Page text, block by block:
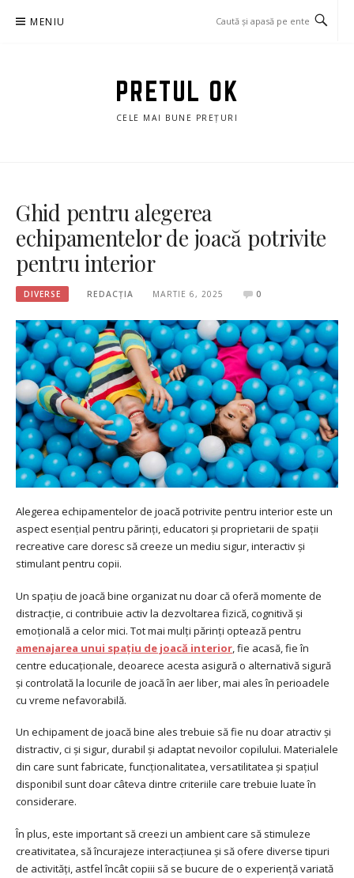
MENIU
PRETUL OK
CELE MAI BUNE PREȚURI
Ghid pentru alegerea
echipamentelor de joacă potrivite
pentru interior
DIVERSE REDACȚIA MARTIE 6, 2025 0
Alegerea echipamentelor de joacă potrivite pentru interior este un
aspect esențial pentru părinți, educatori și proprietarii de spații
recreative care doresc să creeze un mediu sigur, interactiv și
stimulant pentru copii.
Un spațiu de joacă bine organizat nu doar că oferă momente de
distracție, ci contribuie activ la dezvoltarea fizică, cognitivă și
emoțională a celor mici. Tot mai mulți părinți optează pentru
amenajarea unui spațiu de joacă interior, fie acasă, fie în
centre educaționale, deoarece acesta asigură o alternativă sigură
și controlată la locurile de joacă în aer liber, mai ales în perioadele
cu vreme nefavorabilă.
Un echipament de joacă bine ales trebuie să fie nu doar atractiv și
distractiv, ci și sigur, durabil și adaptat nevoilor copilului. Materialele
din care sunt fabricate, funcționalitatea, versatilitatea și spațiul
disponibil sunt doar câteva dintre criteriile care trebuie luate în
considerare.
În plus, este important să creezi un ambient care să stimuleze
creativitatea, să încurajeze interacțiunea și să ofere diverse tipuri
de activități, astfel încât copiii să se bucure de o experiență variată